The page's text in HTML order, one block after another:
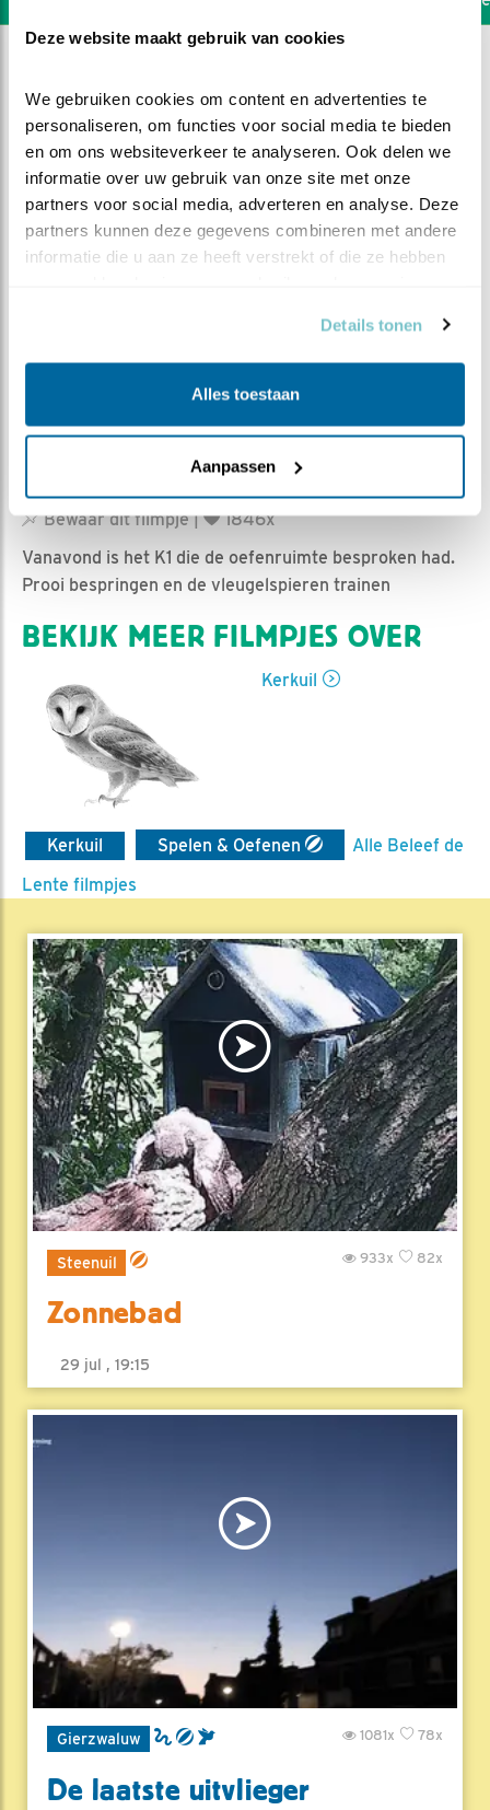
Deze website maakt gebruik van cookies
We gebruiken cookies om content en advertenties te
personaliseren, om functies voor social media te bieden
en om ons websiteverkeer te analyseren. Ook delen we
informatie over uw gebruik van onze site met onze
partners voor social media, adverteren en analyse. Deze
partners kunnen deze gegevens combineren met andere
informatie die u aan ze heeft verstrekt of die ze hebben
Details tonen
Alles toestaan
Aanpassen
Oefenruimte voor K1
Nella | Geplaatst op 6 juli 2017, 19:03 | Vind ik leuk|
Bewaar dit filmpje|
1846x
Vanavond is het K1 die de oefenruimte besproken had.
Prooi bespringen en de vleugelspieren trainen
BEKIJK MEER FILMPJES OVER
Kerkuil
Kerkuil Spelen & Oefenen
Alle Beleef de
Lente filmpjes
Steenuil 82x
933x
Zonnebad
29 jul , 19:15
Gierzwaluw 78x
1081x
De laatste uitvlieger